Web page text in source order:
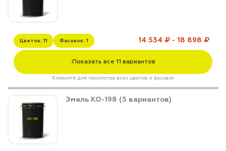
Цветов: 11 Фасовок: 1 14 534 ₽ - 18 898 ₽
▼Показать все 11 вариантов
Кликните для просмотра всех цветов и фасовок
Эмаль КО-198 (5 вариантов)